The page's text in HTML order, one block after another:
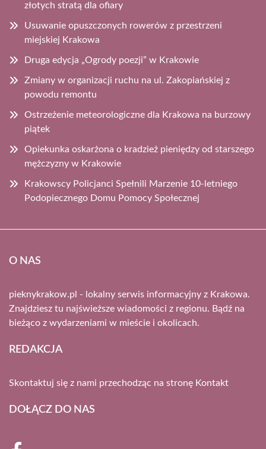
złotych stratą dla ofiary
Usuwanie opuszczonych rowerów z przestrzeni
miejskiej Krakowa
Druga edycja „Ogrody poezji” w Krakowie
Zmiany w organizacji ruchu na ul. Zakopiańskiej z
powodu remontu
Ostrzeżenie meteorologiczne dla Krakowa na burzowy
piątek
Opiekunka oskarżona o kradzież pieniędzy od starszego
mężczyzny w Krakowie
Krakowscy Policjanci Spełnili Marzenie 10-letniego
Podopiecznego Domu Pomocy Społecznej
O NAS
pieknykrakow.pl - lokalny serwis informacyjny z Krakowa.
Znajdziesz tu najświeższe wiadomości z regionu. Bądź na
bieżąco z wydarzeniami w mieście i okolicach.
REDAKCJA
Skontaktuj się z nami przechodząc na stronę Kontakt
DOŁĄCZ DO NAS